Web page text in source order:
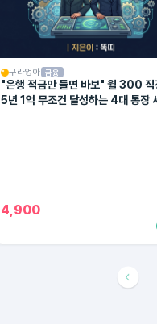
구라엉아 금융
"은행 적금만 들면 바보" 월 300 직
5년 1억 무조건 달성하는 4대 통장
4,900